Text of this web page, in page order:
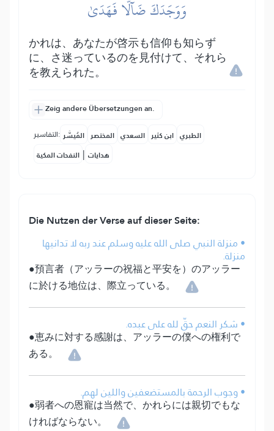
وَوَجَدَكَ ضَآلّٗا فَهَدَىٰ
かれは、あなたが啓示も信仰も知らず
に、さ迷っているのを見付けて、それら
を教えられた。
Zeig andere Übersetzungen an.
التفاسير: المُيسَّر المختصر السعدي ابن كثير الطبري
النفحات المكية | هدايات
Die Nutzen der Verse auf dieser Seite:
• منزلة النبي صلى الله عليه وسلم عند ربه لا تدانيها
منزلة.
●預言者（アッラーの祝福と平安を）のアッラー
に於ける地位は、際立っている。
• شكر النعم حقّ لله على عبده.
●恵みに対する感謝は、アッラーの僕への権利で
ある。
• وجوب الرحمة بالمستضعفين واللين لهم.
●弱者への恩寵は当然で、かれらには親切でもな
ければならない。